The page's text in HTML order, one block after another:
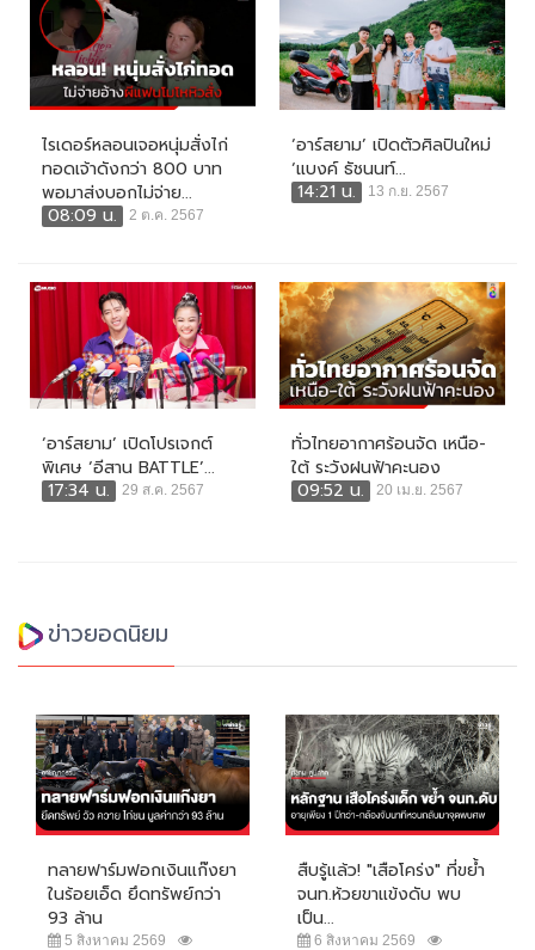
ไรเดอร์หลอนเจอหนุ่มสั่งไก่
ทอดเจ้าดังกว่า 800 บาท
พอมาส่งบอกไม่จ่าย...
08:09 น.
2 ต.ค. 2567
‘อาร์สยาม’ เปิดตัวศิลปินใหม่
‘แบงค์ ธัชนนท์...
14:21 น.
13 ก.ย. 2567
‘อาร์สยาม’ เปิดโปรเจกต์
พิเศษ ‘อีสาน BATTLE’...
17:34 น.
29 ส.ค. 2567
ทั่วไทยอากาศร้อนจัด เหนือ-
ใต้ ระวังฝนฟ้าคะนอง
09:52 น.
20 เม.ย. 2567
ข่าวยอดนิยม
ทลายฟาร์มฟอกเงินแก๊งยา
ในร้อยเอ็ด ยึดทรัพย์กว่า
93 ล้าน
5 สิงหาคม 2569
สืบรู้แล้ว! "เสือโคร่ง" ที่ขย้ำ
จนท.ห้วยขาแข้งดับ พบ
เป็น...
6 สิงหาคม 2569